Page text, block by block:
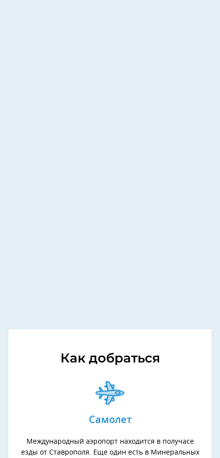
Как добраться
Самолет
Международный аэропорт находится в получасе
езды от Ставрополя. Еще один есть в Минеральных